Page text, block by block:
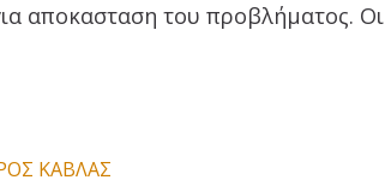
αποκασταση του προβλήματος. Οι
ΚΑΒΛΑΣ